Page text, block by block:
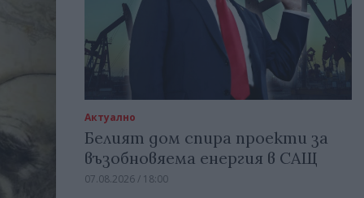
Актуално
Белият дом спира проекти за
възобновяема енергия в САЩ
07.08.2026 / 18:00